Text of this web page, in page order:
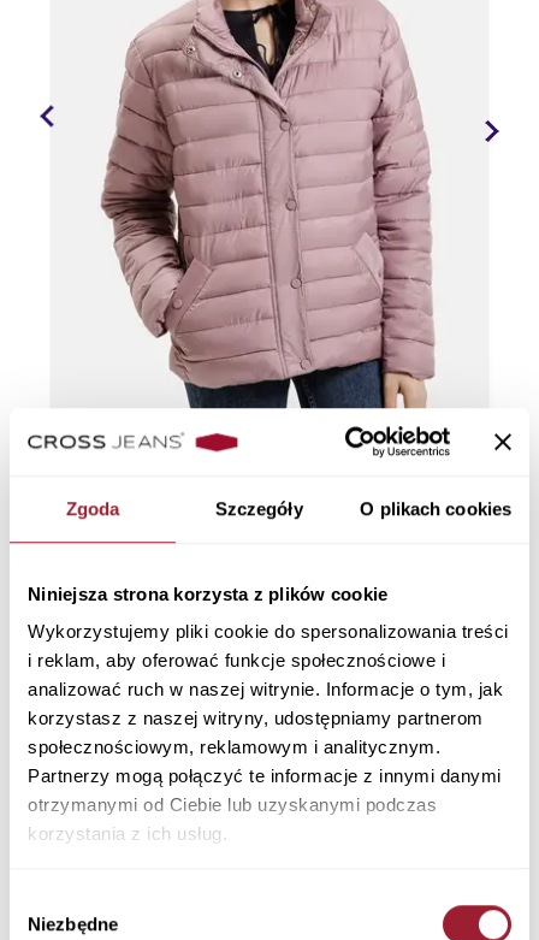
Zgoda Szczegóły O plikach cookies
Niniejsza strona korzysta z plików cookie
Wykorzystujemy pliki cookie do spersonalizowania treści
i reklam, aby oferować funkcje społecznościowe i
analizować ruch w naszej witrynie. Informacje o tym, jak
korzystasz z naszej witryny, udostępniamy partnerom
społecznościowym, reklamowym i analitycznym.
Partnerzy mogą połączyć te informacje z innymi danymi
otrzymanymi od Ciebie lub uzyskanymi podczas
korzystania z ich usług.
zgody
Niezbędne
Kurtka damska jasnoróżowa 81279-520 LIGHT
Materiał: Powłoka: 100% Poliester, Podszewka: 100% Poliester
Kolor: LIGHT ROSE
81279-520 LIGHT ROSE
329,90 PLN
+ Zapytaj o rozmiar
Kolory